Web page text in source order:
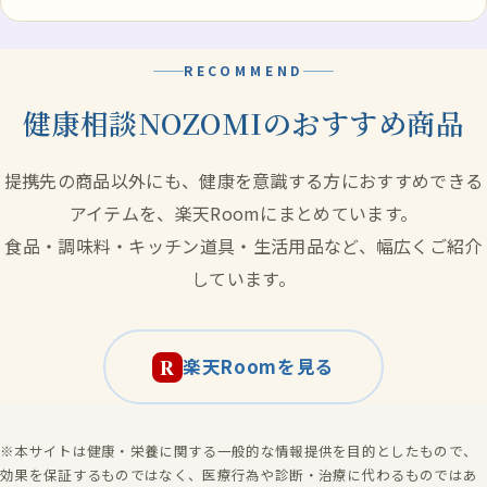
RECOMMEND
健康相談NOZOMIのおすすめ商品
提携先の商品以外にも、健康を意識する方におすすめできる
アイテムを、楽天Roomにまとめています。
食品・調味料・キッチン道具・生活用品など、幅広くご紹介
しています。
R 楽天Roomを見る
※本サイトは健康・栄養に関する一般的な情報提供を目的としたもので、
効果を保証するものではなく、医療行為や診断・治療に代わるものではあ